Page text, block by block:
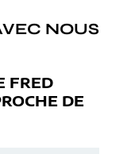
NOUS
FRED
DE